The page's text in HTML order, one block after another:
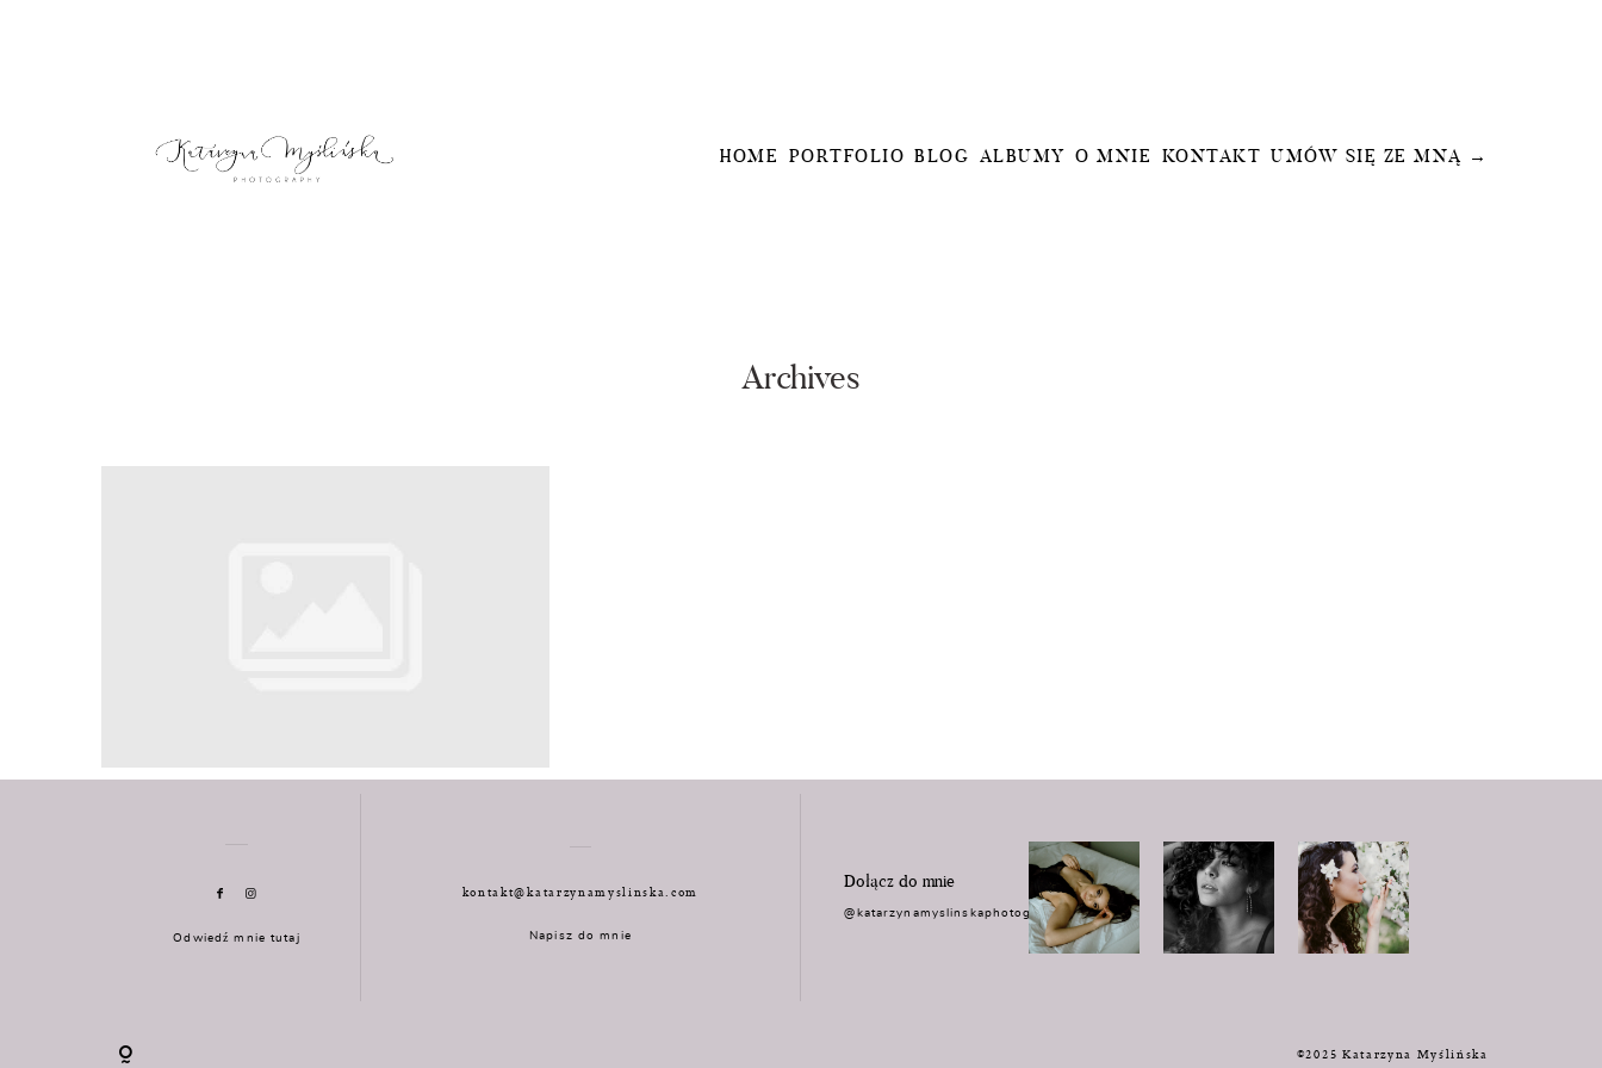
HOME PORTFOLIO BLOG ALBUMY O MNIE KONTAKT UMÓW SIĘ ZE MNĄ →
Archives
Odwiedź mnie tutaj
kontakt@katarzynamyslinska.com
Napisz do mnie
Dołącz do mnie
@katarzynamyslinskaphotography
©2025 Katarzyna Myślińska